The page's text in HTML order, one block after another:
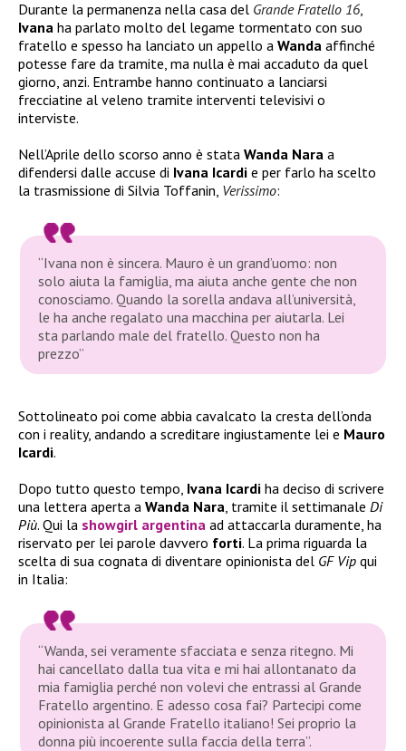
Durante la permanenza nella casa del Grande Fratello 16,
Ivana ha parlato molto del legame tormentato con suo
fratello e spesso ha lanciato un appello a Wanda affinché
potesse fare da tramite, ma nulla è mai accaduto da quel
giorno, anzi. Entrambe hanno continuato a lanciarsi
frecciatine al veleno tramite interventi televisivi o
interviste.
Nell’Aprile dello scorso anno è stata Wanda Nara a
difendersi dalle accuse di Ivana Icardi e per farlo ha scelto
la trasmissione di Silvia Toffanin, Verissimo:
“Ivana non è sincera. Mauro è un grand’uomo: non
solo aiuta la famiglia, ma aiuta anche gente che non
conosciamo. Quando la sorella andava all’università,
le ha anche regalato una macchina per aiutarla. Lei
sta parlando male del fratello. Questo non ha
prezzo”
Sottolineato poi come abbia cavalcato la cresta dell’onda
con i reality, andando a screditare ingiustamente lei e Mauro
Icardi.
Dopo tutto questo tempo, Ivana Icardi ha deciso di scrivere
una lettera aperta a Wanda Nara , tramite il settimanale Di
Più. Qui la showgirl argentina ad attaccarla duramente, ha
riservato per lei parole davvero forti. La prima riguarda la
scelta di sua cognata di diventare opinionista del GF Vip qui
in Italia:
“Wanda, sei veramente sfacciata e senza ritegno. Mi
hai cancellato dalla tua vita e mi hai allontanato da
mia famiglia perché non volevi che entrassi al Grande
Fratello argentino. E adesso cosa fai? Partecipi come
opinionista al Grande Fratello italiano! Sei proprio la
donna più incoerente sulla faccia della terra”.